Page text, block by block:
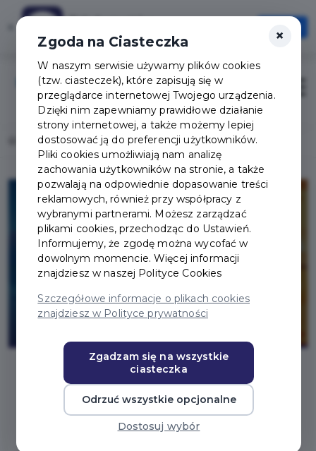
Szybciej, wygodniej, zawsze pod ręką
Otwórz
Zaloguj
Home Lista aktualności Prowadzisz firmę? Zostań partnerem
2025-11-29
PROWADZISZ FIRMĘ?
×
Zgoda na Ciasteczka
W naszym serwisie używamy plików cookies
(tzw. ciasteczek), które zapisują się w
przeglądarce internetowej Twojego urządzenia.
Dzięki nim zapewniamy prawidłowe działanie
strony internetowej, a także możemy lepiej
dostosować ją do preferencji użytkowników.
Pliki cookies umożliwiają nam analizę
zachowania użytkowników na stronie, a także
pozwalają na odpowiednie dopasowanie treści
reklamowych, również przy współpracy z
wybranymi partnerami. Możesz zarządzać
plikami cookies, przechodząc do Ustawień.
Informujemy, że zgodę można wycofać w
dowolnym momencie. Więcej informacji
znajdziesz w naszej Polityce Cookies
Szczegółowe informacje o plikach cookies
znajdziesz w Polityce prywatności
Zgadzam się na wszystkie
ciasteczka
Odrzuć wszystkie opcjonalne
Dostosuj wybór